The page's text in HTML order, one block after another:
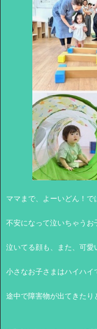
ママまで、よーいどん！
不安になって泣いちゃうお
泣いてる顔も、また、可
小さなお子さまはハイハイ
途中で障害物が出てきたり